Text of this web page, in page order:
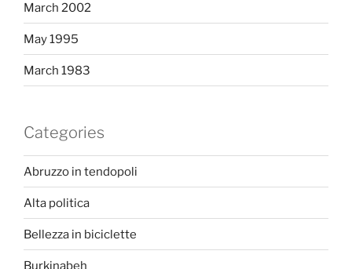
March 2002
May 1995
March 1983
Categories
Abruzzo in tendopoli
Alta politica
Bellezza in biciclette
Burkinabeh